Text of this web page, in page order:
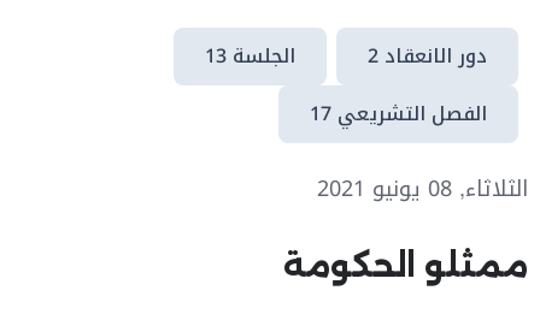
دور الانعقاد 2
الجلسة 13
الفصل التشريعي 17
الثلاثاء, 08 يونيو 2021
ممثلو الحكومة